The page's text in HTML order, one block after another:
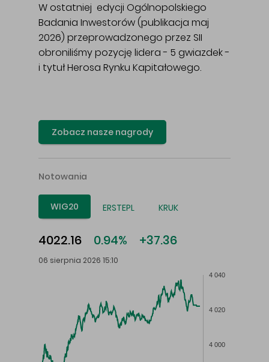
W ostatniej edycji Ogólnopolskiego
Badania Inwestorów (publikacja maj
2026) przeprowadzonego przez SII
obroniliśmy pozycję lidera - 5 gwiazdek -
i tytuł Herosa Rynku Kapitałowego.
Zobacz nasze nagrody
Notowania
WIG20 ERSTEPL KRUK
4022.16 0.94% +37.36
06 sierpnia 2026 15:10
4 000
4 020
4 040